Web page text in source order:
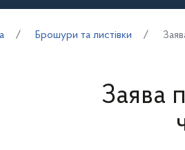
Брошури та листівки
Заява